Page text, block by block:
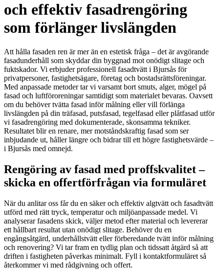
och effektiv fasadrengöring
som förlänger livslängden
Att hålla fasaden ren är mer än en estetisk fråga – det är avgörande
fasadunderhåll som skyddar din byggnad mot onödigt slitage och
fuktskador. Vi erbjuder professionell fasadtvätt i Bjursås för
privatpersoner, fastighetsägare, företag och bostadsrättsföreningar.
Med anpassade metoder tar vi varsamt bort smuts, alger, mögel på
fasad och luftföroreningar samtidigt som materialet bevaras. Oavsett
om du behöver tvätta fasad inför målning eller vill förlänga
livslängden på din träfasad, putsfasad, tegelfasad eller plåtfasad utför
vi fasadrengöring med dokumenterade, skonsamma tekniker.
Resultatet blir en renare, mer motståndskraftig fasad som ser
inbjudande ut, håller längre och bidrar till ett högre fastighetsvärde –
i Bjursås med omnejd.
Rengöring av fasad med proffskvalitet –
skicka en offertförfrågan via formuläret
När du anlitar oss får du en säker och effektiv algtvätt och fasadtvätt
utförd med rätt tryck, temperatur och miljöanpassade medel. Vi
analyserar fasadens skick, väljer metod efter material och levererar
ett hållbart resultat utan onödigt slitage. Behöver du en
engångsåtgärd, underhållstvätt eller förberedande tvätt inför målning
och renovering? Vi tar fram en tydlig plan och tidssatt åtgärd så att
driften i fastigheten påverkas minimalt. Fyll i kontaktformuläret så
återkommer vi med rådgivning och offert.